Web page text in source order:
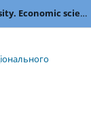
Herald of Khmelnytskyi National University. Economic sciences